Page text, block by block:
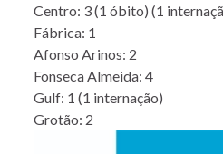
Centro: 3 (1 óbito) (1
Fábrica: 1
Afonso Arinos: 2
Fonseca Almeida: 4
Gulf: 1 (1 internação)
Grotão: 2